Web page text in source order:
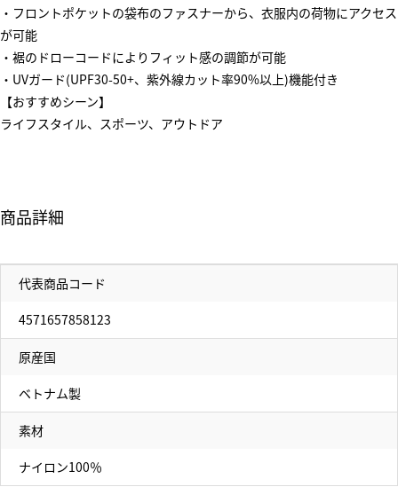
・フロントポケットの袋布のファスナーから、衣服内の荷物にアクセス
が可能
・裾のドローコードによりフィット感の調節が可能
・UVガード(UPF30-50+、紫外線カット率90%以上)機能付き
【おすすめシーン】
ライフスタイル、スポーツ、アウトドア
商品詳細
代表商品コード
4571657858123
原産国
ベトナム製
素材
ナイロン100％